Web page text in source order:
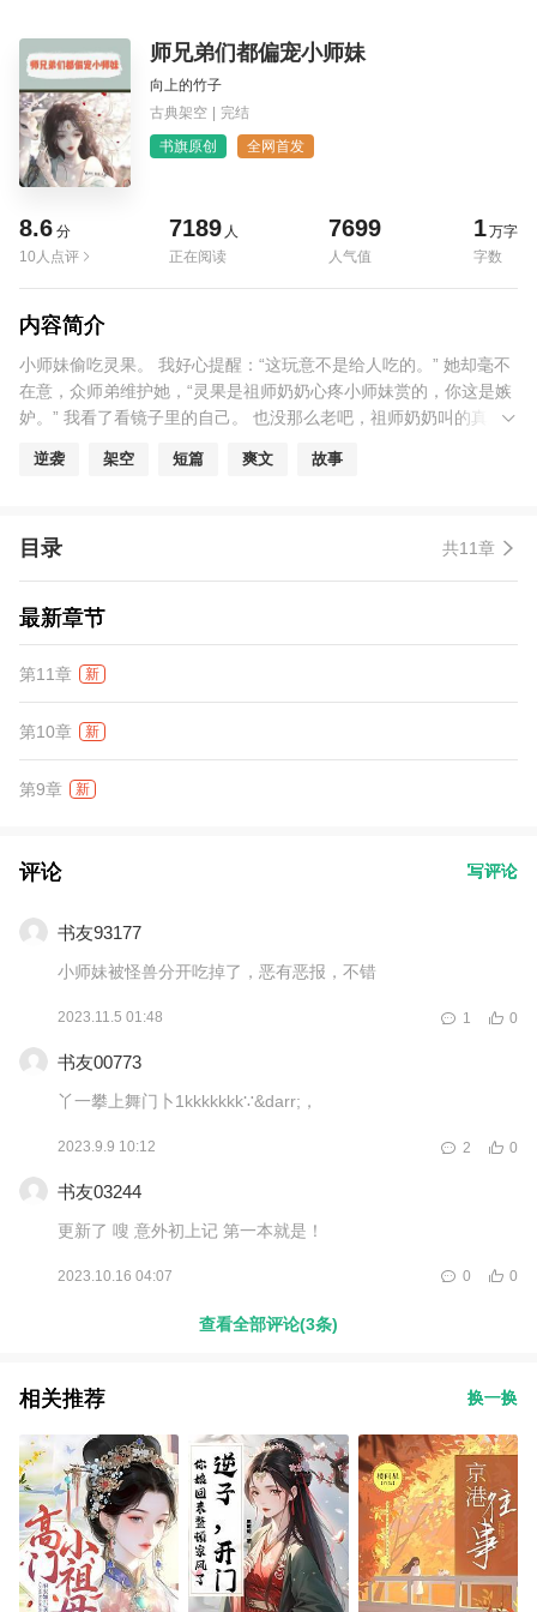
师兄弟们都偏宠小师妹
向上的竹子
古典架空 | 完结
书旗原创 全网首发
8.6 分
10人点评
7189 人
正在阅读
7699
人气值
1万字
字数
内容简介
小师妹偷吃灵果。 我好心提醒：“这玩意不是给人吃的。” 她却毫不
在意，众师弟维护她，“灵果是祖师奶奶心疼小师妹赏的，你这是嫉
妒。” 我看了看镜子里的自己。 也没那么老吧，祖师奶奶叫的真难
逆袭 架空 短篇 爽文 故事
目录 共11章
最新章节
第11章 新
第10章 新
第9章 新
评论 写评论
书友93177
小师妹被怪兽分开吃掉了，恶有恶报，不错
2023.11.5 01:48 0
1
书友00773
丫一攀上舞门卜1kkkkkkk∵&darr;，
2023.9.9 10:12 0
2
书友03244
更新了 嗖 意外初上记 第一本就是！
2023.10.16 04:07 0
0
查看全部评论(3条)
相关推荐 换一换